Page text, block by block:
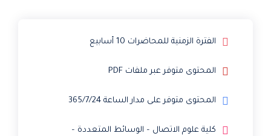
الفترة الزمنية للمحاضرات 10 أسابيع
المحتوى متوفر عبر ملفات PDF
المحتوى متوفر على مدار الساعة 365/7/24
كلية علوم الاتصال – الوسائط المتعددة –